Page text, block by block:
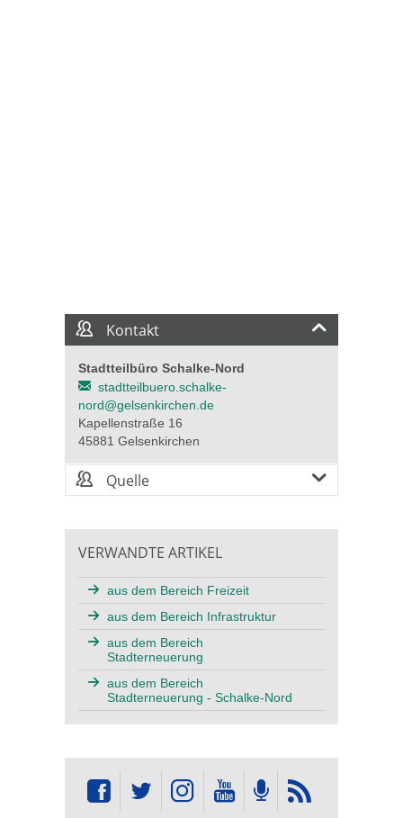
Kontakt
Stadtteilbüro Schalke-Nord
stadtteilbuero.schalke-
nord@gelsenkirchen.de
Kapellenstraße 16
45881 Gelsenkirchen
Quelle
VERWANDTE ARTIKEL
aus dem Bereich Freizeit
aus dem Bereich Infrastruktur
aus dem Bereich
Stadterneuerung
aus dem Bereich
Stadterneuerung - Schalke-Nord